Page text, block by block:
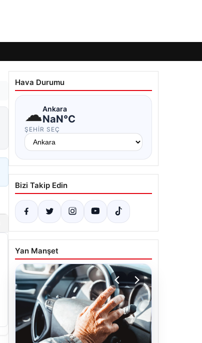
Hava Durumu
☁Ankara
NaN°C
ŞEHIR SEÇ
Bizi Takip Edin
Yan Manşet